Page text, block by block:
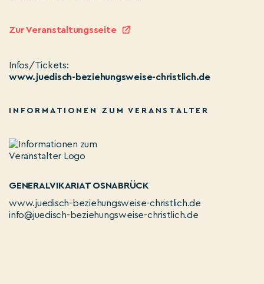
Zur Veranstaltungsseite
Infos/Tickets:
www.juedisch-beziehungsweise-christlich.de
INFORMATIONEN ZUM VERANSTALTER
GENERALVIKARIAT OSNABRÜCK
www.juedisch-beziehungsweise-christlich.de
info@juedisch-beziehungsweise-christlich.de